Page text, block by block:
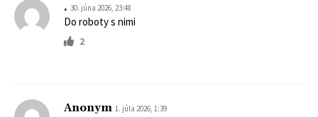
. 30. júna 2026, 23:48
Do roboty s nimi
2
Anonym 1. júla 2026, 1:39